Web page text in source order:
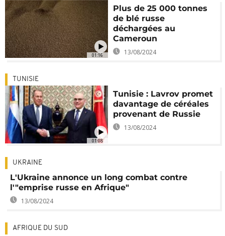
01:16
Plus de 25 000 tonnes
de blé russe
déchargées au
Cameroun
13/08/2024
01:08
TUNISIE
Tunisie : Lavrov promet
davantage de céréales
provenant de Russie
13/08/2024
UKRAINE
L'Ukraine annonce un long combat contre
l'"emprise russe en Afrique"
13/08/2024
AFRIQUE DU SUD